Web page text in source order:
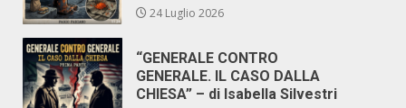
24 Luglio 2026
“GENERALE CONTRO
GENERALE. IL CASO DALLA
CHIESA” – di Isabella Silvestri